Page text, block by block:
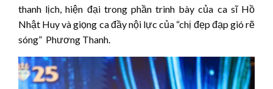
thanh lịch, hiện đại trong phần trình bày của ca sĩ Hồ
Nhật Huy và giọng ca đầy nội lực của “chị đẹp đạp gió rẽ
sóng” Phương Thanh.